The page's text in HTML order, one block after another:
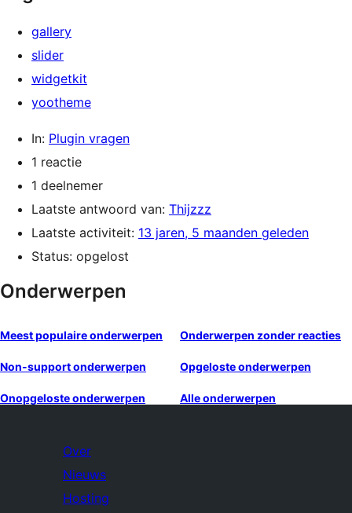
gallery
slider
widgetkit
yootheme
In: Plugin vragen
1 reactie
1 deelnemer
Laatste antwoord van: Thijzzz
Laatste activiteit: 13 jaren, 5 maanden geleden
Status: opgelost
Onderwerpen
Meest populaire onderwerpen Onderwerpen zonder reacties
Non-support onderwerpen Opgeloste onderwerpen
Onopgeloste onderwerpen Alle onderwerpen
Over
Nieuws
Hosting